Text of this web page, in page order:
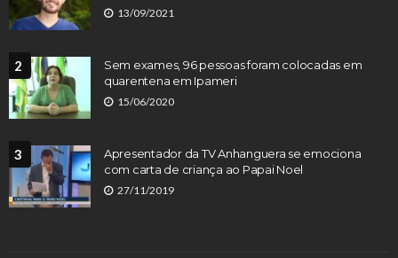
13/09/2021
2
Sem exames, 96 pessoas foram colocadas em
quarentena em Ipameri
15/06/2020
3
Apresentador da TV Anhanguera se emociona
com carta de criança ao Papai Noel
27/11/2019